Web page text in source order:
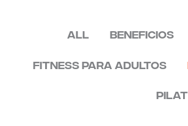
All Beneficios
Fitness para adultos